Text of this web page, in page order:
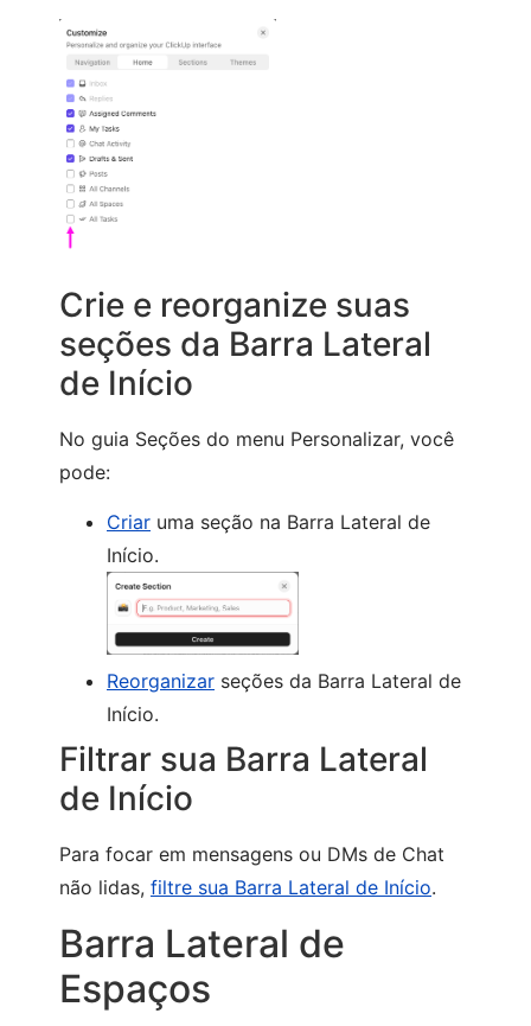
Crie e reorganize suas
seções da Barra Lateral
de Início
No guia Seções do menu Personalizar, você
pode:
Criar uma seção na Barra Lateral de
Início.
Reorganizar seções da Barra Lateral de
Início.
Filtrar sua Barra Lateral
de Início
Para focar em mensagens ou DMs de Chat
não lidas, filtre sua Barra Lateral de Início.
Barra Lateral de
Espaços